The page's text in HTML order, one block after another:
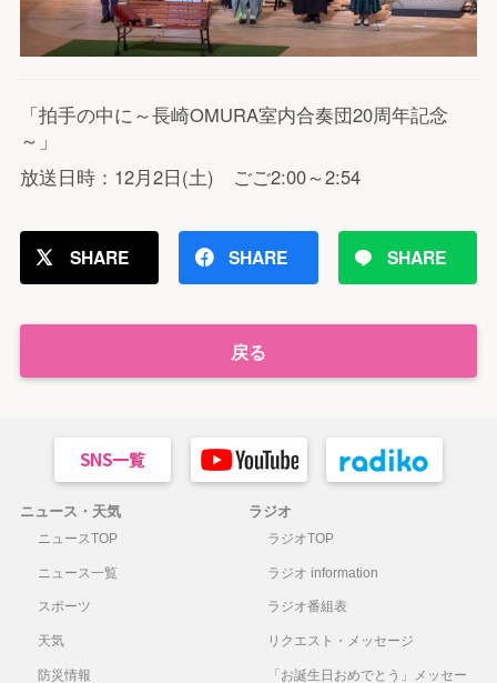
「拍手の中に～長崎OMURA室内合奏団20周年記念
～」
放送日時：12月2日(土) ごご2:00～2:54
SHARE SHARE SHARE
戻る
ニュース・天気
ニュースTOP
ニュース一覧
スポーツ
天気
防災情報
ラジオ
ラジオTOP
ラジオ information
ラジオ番組表
リクエスト・メッセージ
「お誕生日おめでとう」メッセー